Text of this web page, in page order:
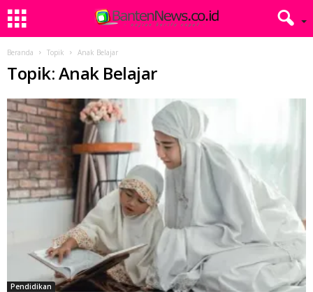
Beranda Topik Anak Belajar
Topik: Anak Belajar
Pendidikan